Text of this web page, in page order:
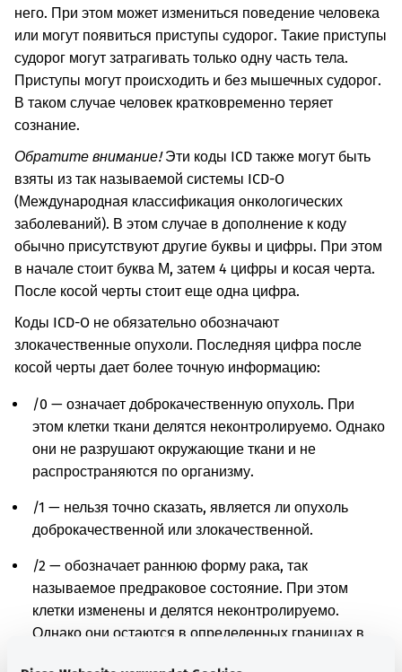
него. При этом может измениться поведение человека
или могут появиться приступы судорог. Такие приступы
судорог могут затрагивать только одну часть тела.
Приступы могут происходить и без мышечных судорог.
В таком случае человек кратковременно теряет
сознание.
Обратите внимание!Эти коды ICD также могут быть
взяты из так называемой системы ICD-O
(Международная классификация онкологических
заболеваний). В этом случае в дополнение к коду
обычно присутствуют другие буквы и цифры. При этом
в начале стоит буква М, затем 4 цифры и косая черта.
После косой черты стоит еще одна цифра.
Коды ICD-O не обязательно обозначают
злокачественные опухоли. Последняя цифра после
косой черты дает более точную информацию:
/0 — означает доброкачественную опухоль. При
этом клетки ткани делятся неконтролируемо. Однако
они не разрушают окружающие ткани и не
распространяются по организму.
/1 — нельзя точно сказать, является ли опухоль
доброкачественной или злокачественной.
/2 — обозначает раннюю форму рака, так
называемое предраковое состояние. При этом
клетки изменены и делятся неконтролируемо.
Однако они остаются в определенных границах в